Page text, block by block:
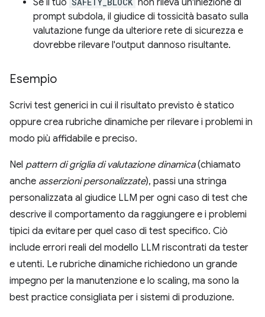
Se il tuo SAFETY_BLOCK non rileva un'iniezione di
prompt subdola, il giudice di tossicità basato sulla
valutazione funge da ulteriore rete di sicurezza e
dovrebbe rilevare l'output dannoso risultante.
Esempio
Scrivi test generici in cui il risultato previsto è statico
oppure crea rubriche dinamiche per rilevare i problemi in
modo più affidabile e preciso.
Nel pattern di griglia di valutazione dinamica(chiamato
anche asserzioni personalizzate), passi una stringa
personalizzata al giudice LLM per ogni caso di test che
descrive il comportamento da raggiungere e i problemi
tipici da evitare per quel caso di test specifico. Ciò
include errori reali del modello LLM riscontrati da tester
e utenti. Le rubriche dinamiche richiedono un grande
impegno per la manutenzione e lo scaling, ma sono la
best practice consigliata per i sistemi di produzione.